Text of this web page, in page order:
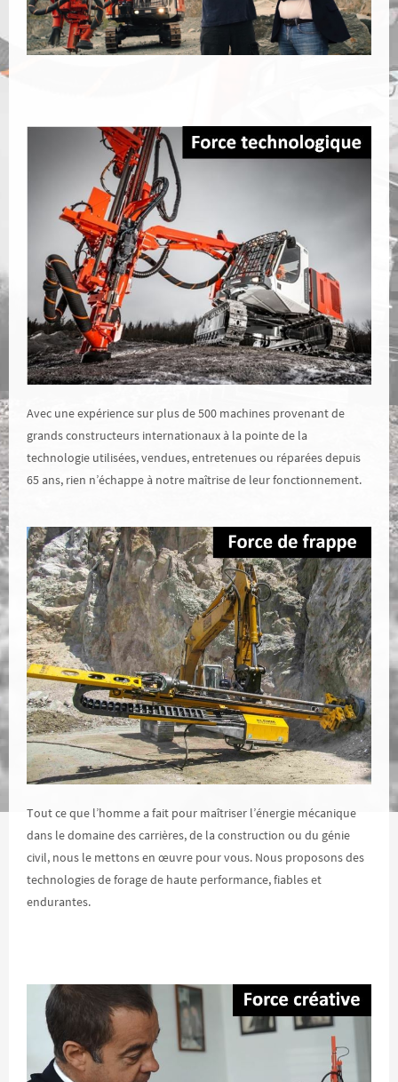
Avec une expérience sur plus de 500 machines provenant de
grands constructeurs internationaux à la pointe de la
technologie utilisées, vendues, entretenues ou réparées depuis
65 ans, rien n’échappe à notre maîtrise de leur fonctionnement.
Tout ce que l’homme a fait pour maîtriser l’énergie mécanique
dans le domaine des carrières, de la construction ou du génie
civil, nous le mettons en œuvre pour vous. Nous proposons des
technologies de forage de haute performance, fiables et
endurantes.